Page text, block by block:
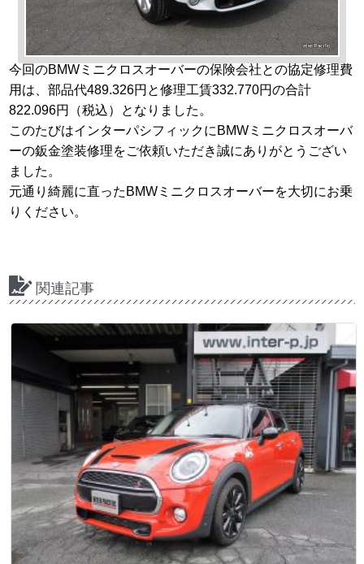
今回のBMWミニクロスオーバーの保険会社との協定修理費
用は、部品代489.326円と修理工賃332.770円の合計
822.096円（税込）となりました。
このたびはインターパシフィックにBMWミニクロスオーバ
ーの鈑金塗装修理をご依頼いただき誠にありがとうござい
ました。
元通り綺麗に直ったBMWミニクロスオーバーを大切にお乗
りください。
関連記事